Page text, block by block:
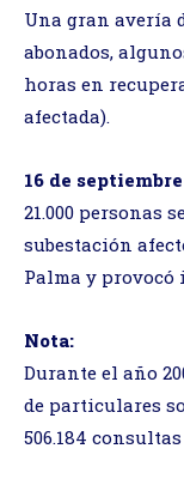
Una gran avería
abonados,
horas en
afectada).
16 de
21.000 personas
subestación
Palma y provocó
Nota:
Durante el año
de particulares
506.184